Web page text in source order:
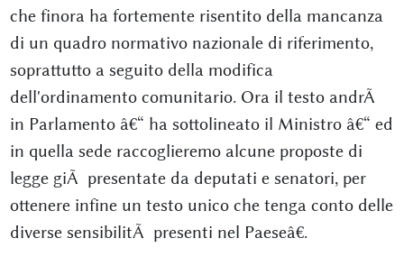
che finora ha fortemente risentito della mancanza
di un quadro normativo nazionale di riferimento,
soprattutto a seguito della modifica
dell'ordinamento comunitario. Ora il testo andrÃ
in Parlamento â€“ ha sottolineato il Ministro â€“ ed
in quella sede raccoglieremo alcune proposte di
legge giÃ presentate da deputati e senatori, per
ottenere infine un testo unico che tenga conto delle
diverse sensibilitÃ presenti nel Paeseâ€.